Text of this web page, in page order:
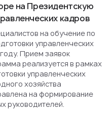
на Президентскую
кадров
на обучение по
управленческих
Прием заявок
реализуется в рамках
управленческих
хозяйства
на формирование
руководителей.